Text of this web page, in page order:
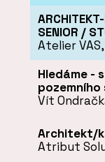
SENIOR /
Atelier
Hledáme -
Vít
Architekt/
Atribut